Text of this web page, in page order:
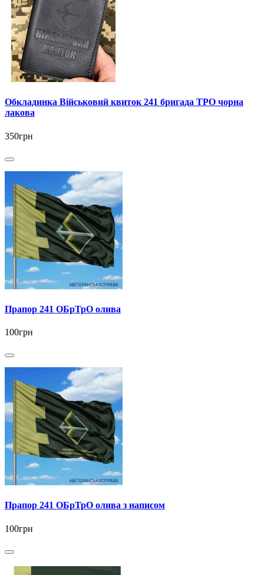
Обкладинка Військовий квиток 241 бригада ТРО чорна
лакова
350грн
Прапор 241 ОБрТрО олива
100грн
Прапор 241 ОБрТрО олива з написом
100грн